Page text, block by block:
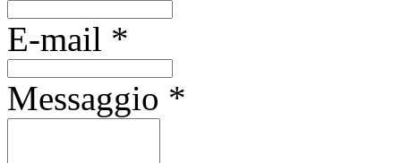
E-mail *
Messaggio *